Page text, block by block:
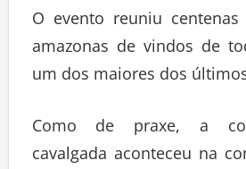
O evento reuniu
amazonas de vindos de
um dos maiores dos
Como de praxe, a
cavalgada aconteceu na